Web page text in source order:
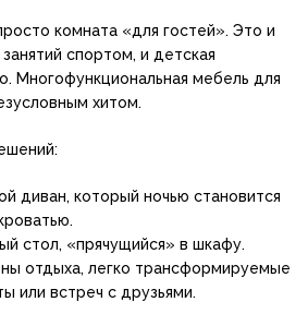
комната «для гостей». Это и
спортом, и детская
Многофункциональная мебель для
хитом.
диван, который ночью становится
стол, «прячущийся» в шкафу.
отдыха, легко трансформируемые
или встреч с друзьями.